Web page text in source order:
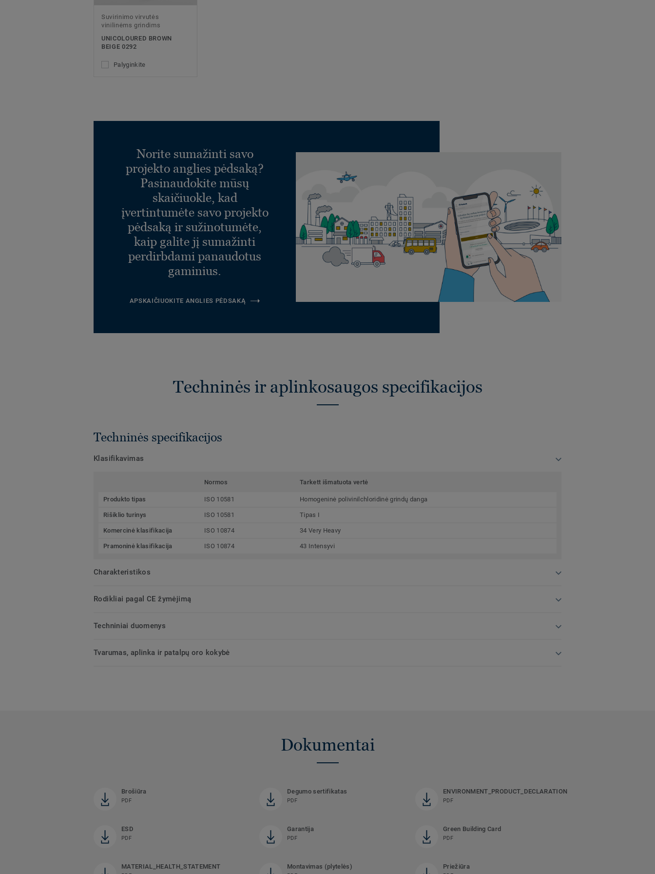
Suvirinimo virvutės
vinilinėms grindims
UNICOLOURED BROWN
BEIGE 0292
Palyginkite
Norite sumažinti savo
projekto anglies pėdsaką?
Pasinaudokite mūsų
skaičiuokle, kad
įvertintumėte savo projekto
pėdsaką ir sužinotumėte,
kaip galite jį sumažinti
perdirbdami panaudotus
gaminius.
APSKAIČIUOKITE ANGLIES PĖDSAKĄ
Techninės ir aplinkosaugos specifikacijos
Techninės specifikacijos
Klasifikavimas
Normos Tarkett išmatuota vertė
Produkto tipas ISO 10581 Homogeninė polivinilchloridinė grindų danga
Rišiklio turinys ISO 10581 Tipas I
Komercinė klasifikacija ISO 10874 34 Very Heavy
Pramoninė klasifikacija ISO 10874 43 Intensyvi
Charakteristikos
Rodikliai pagal CE žymėjimą
Techniniai duomenys
Tvarumas, aplinka ir patalpų oro kokybė
Dokumentai
Brošiūra
PDF
Degumo sertifikatas
PDF
ENVIRONMENT_PRODUCT_DECLARATION
PDF
ESD
PDF
Garantija
PDF
Green Building Card
PDF
MATERIAL_HEALTH_STATEMENT Montavimas (plytelės) Priežiūra